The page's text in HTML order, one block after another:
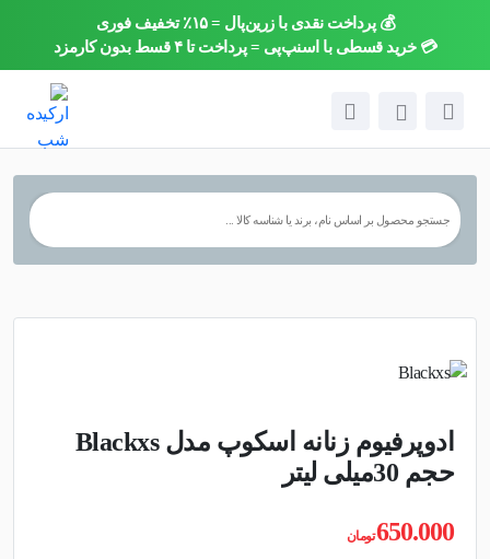
💰 پرداخت نقدی با زرین‌پال = ۱۵٪ تخفیف فوری
💳 خرید قسطی با اسنپ‌پی = پرداخت تا ۴ قسط بدون کارمزد×
ادوپرفیوم زنانه اسکوپ مدل Blackxs
حجم 30میلی لیتر
650.000تومان